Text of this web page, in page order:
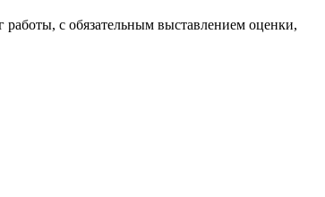
с обязательным выставлением оценки,